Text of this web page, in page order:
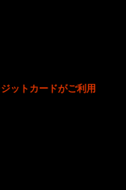
ットカードがご利用